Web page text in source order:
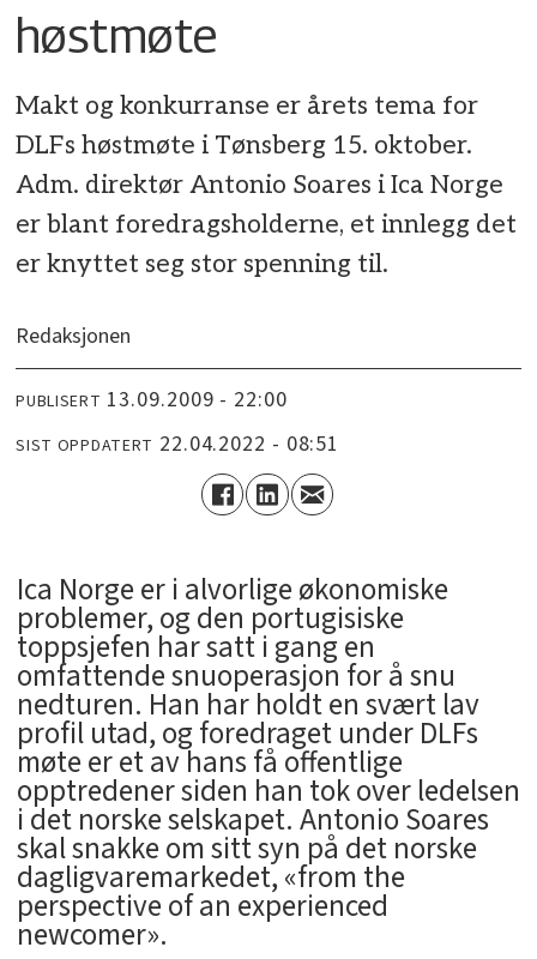
høstmøte
Makt og konkurranse er årets tema for
DLFs høstmøte i Tønsberg 15. oktober.
Adm. direktør Antonio Soares i Ica Norge
er blant foredragsholderne, et innlegg det
er knyttet seg stor spenning til.
Redaksjonen
PUBLISERT 13.09.2009 - 22:00
SIST OPPDATERT 22.04.2022 - 08:51
Ica Norge er i alvorlige økonomiske
problemer, og den portugisiske
toppsjefen har satt i gang en
omfattende snuoperasjon for å snu
nedturen. Han har holdt en svært lav
profil utad, og foredraget under DLFs
møte er et av hans få offentlige
opptredener siden han tok over ledelsen
i det norske selskapet. Antonio Soares
skal snakke om sitt syn på det norske
dagligvaremarkedet, «from the
perspective of an experienced
newcomer».